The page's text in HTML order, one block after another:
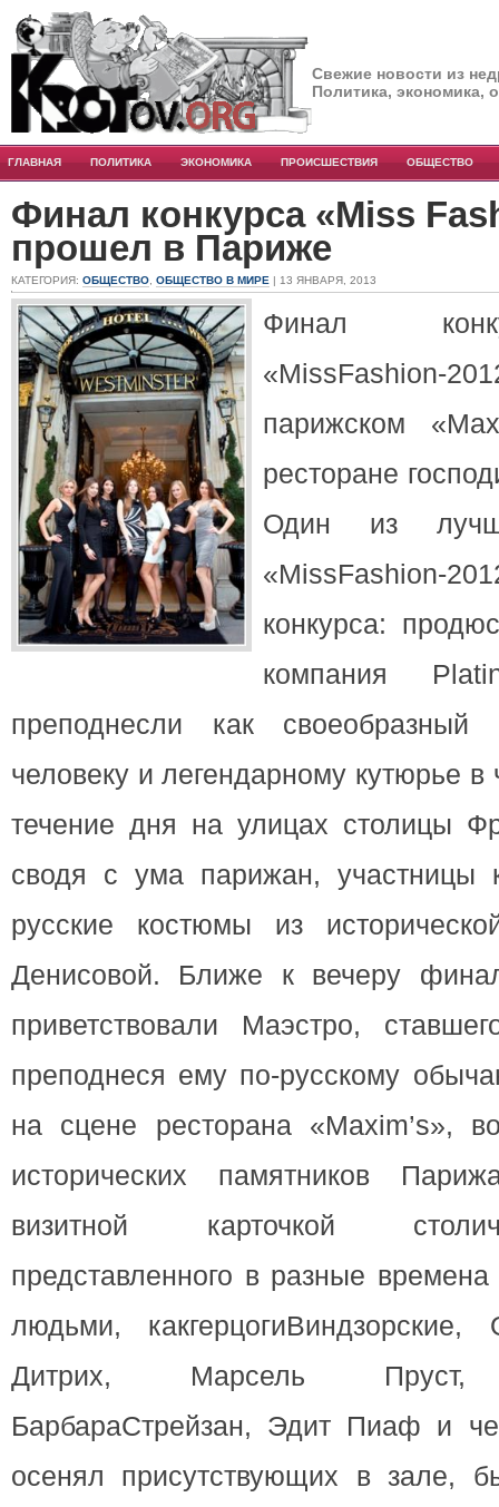
Свежие новости из
Политика, экономика,
ГЛАВНАЯ ПОЛИТИКА ЭКОНОМИКА ПРОИСШЕСТВИЯ ОБЩЕСТВО
Финал конкурса «Miss
прошел в Париже
КАТЕГОРИЯ: ОБЩЕСТВО ОБЩЕСТВО В МИРЕ | 13 ЯНВАРЯ, 2013
Финал
«MissFashion-
парижском
ресторане
Один из
«MissFashion-
конкурса:
компания
преподнесли как своеобразный
человеку и легендарному кутюрье
течение дня на улицах столицы
сводя с ума парижан, участницы
русские костюмы из
Денисовой. Ближе к вечеру
приветствовали Маэстро,
преподнеся ему по-русскому
на сцене ресторана «Maxim’s»,
исторических памятников
визитной карточкой
представленного в разные
людьми,
Дитрих, Марсель Пруст,
БарбараСтрейзан, Эдит Пиаф и
осенял присутствующих в зале,